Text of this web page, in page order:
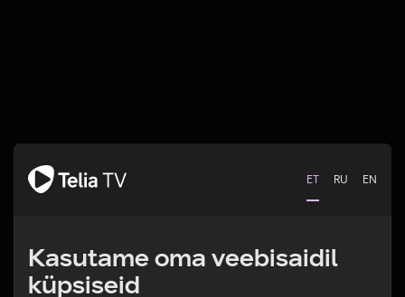
ET RU EN
Kasutame oma veebisaidil
küpsiseid